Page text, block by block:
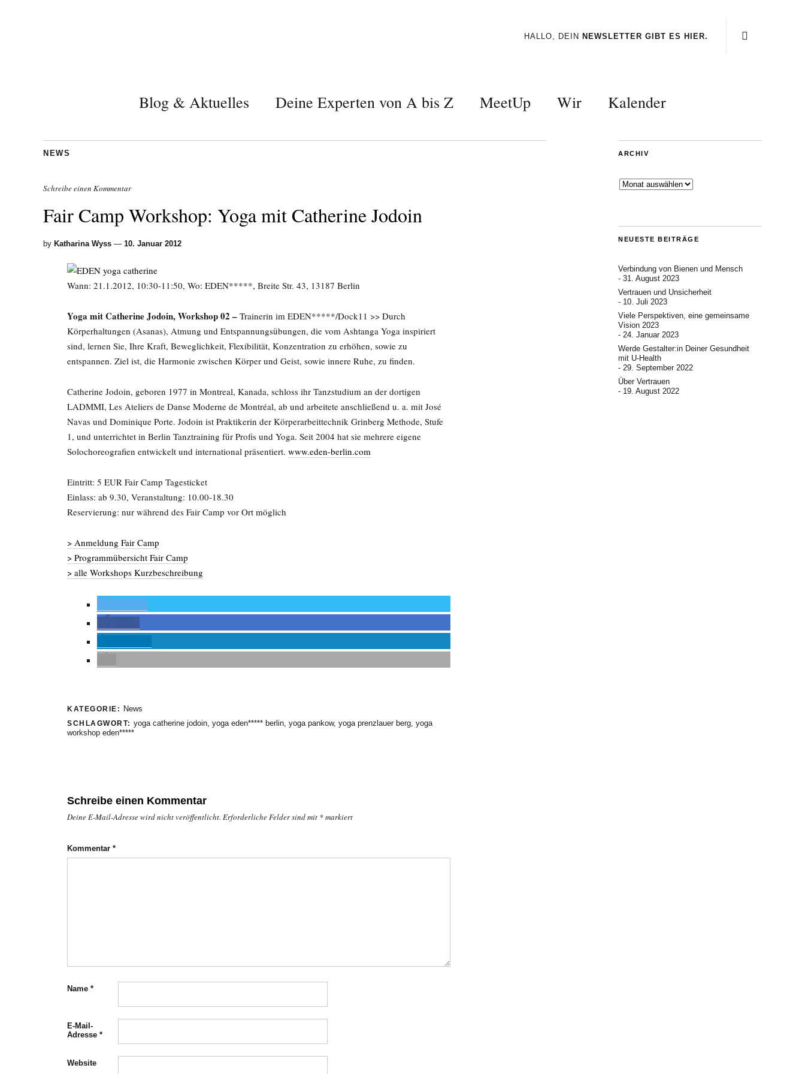
HALLO, DEIN NEWSLETTER GIBT ES HIER.
Blog & Aktuelles Deine Experten von A bis Z MeetUp Wir Kalender
NEWS
Schreibe einen Kommentar
Fair Camp Workshop: Yoga mit Catherine Jodoin
by Katharina Wyss — 10. Januar 2012
Wann: 21.1.2012, 10:30-11:50, Wo: EDEN*****, Breite Str. 43, 13187 Berlin
Yoga mit Catherine Jodoin, Workshop 02 – Trainerin im EDEN*****/Dock11 >> Durch
Körperhaltungen (Asanas), Atmung und Entspannungsübungen, die vom Ashtanga Yoga inspiriert
sind, lernen Sie, Ihre Kraft, Beweglichkeit, Flexibilität, Konzentration zu erhöhen, sowie zu
entspannen. Ziel ist, die Harmonie zwischen Körper und Geist, sowie innere Ruhe, zu finden.
Catherine Jodoin, geboren 1977 in Montreal, Kanada, schloss ihr Tanzstudium an der dortigen
LADMMI, Les Ateliers de Danse Moderne de Montréal, ab und arbeitete anschließend u. a. mit José
Navas und Dominique Porte. Jodoin ist Praktikerin der Körperarbeittechnik Grinberg Methode, Stufe
1, und unterrichtet in Berlin Tanztraining für Profis und Yoga. Seit 2004 hat sie mehrere eigene
Solochoreografien entwickelt und international präsentiert. www.eden-berlin.com
Eintritt: 5 EUR Fair Camp Tagesticket
Einlass: ab 9.30, Veranstaltung: 10.00-18.30
Reservierung: nur während des Fair Camp vor Ort möglich
> Anmeldung Fair Camp
> Programmübersicht Fair Camp
> alle Workshops Kurzbeschreibung
KATEGORIE: News
SCHLAGWORT: yoga catherine jodoin, yoga eden***** berlin, yoga pankow, yoga prenzlauer berg, yoga
workshop eden*****
Schreibe einen Kommentar
Deine E-Mail-Adresse wird nicht veröffentlicht. Erforderliche Felder sind mit *markiert
Kommentar *
Name *
E-Mail-
Adresse *
Website
ARCHIV
Archiv
NEUESTE BEITRÄGE
Verbindung von Bienen und Mensch
31. August 2023
Vertrauen und Unsicherheit
10. Juli 2023
Viele Perspektiven, eine gemeinsame
Vision 2023
24. Januar 2023
Werde Gestalter:in Deiner Gesundheit
mit U-Health
29. September 2022
Über Vertrauen
19. August 2022